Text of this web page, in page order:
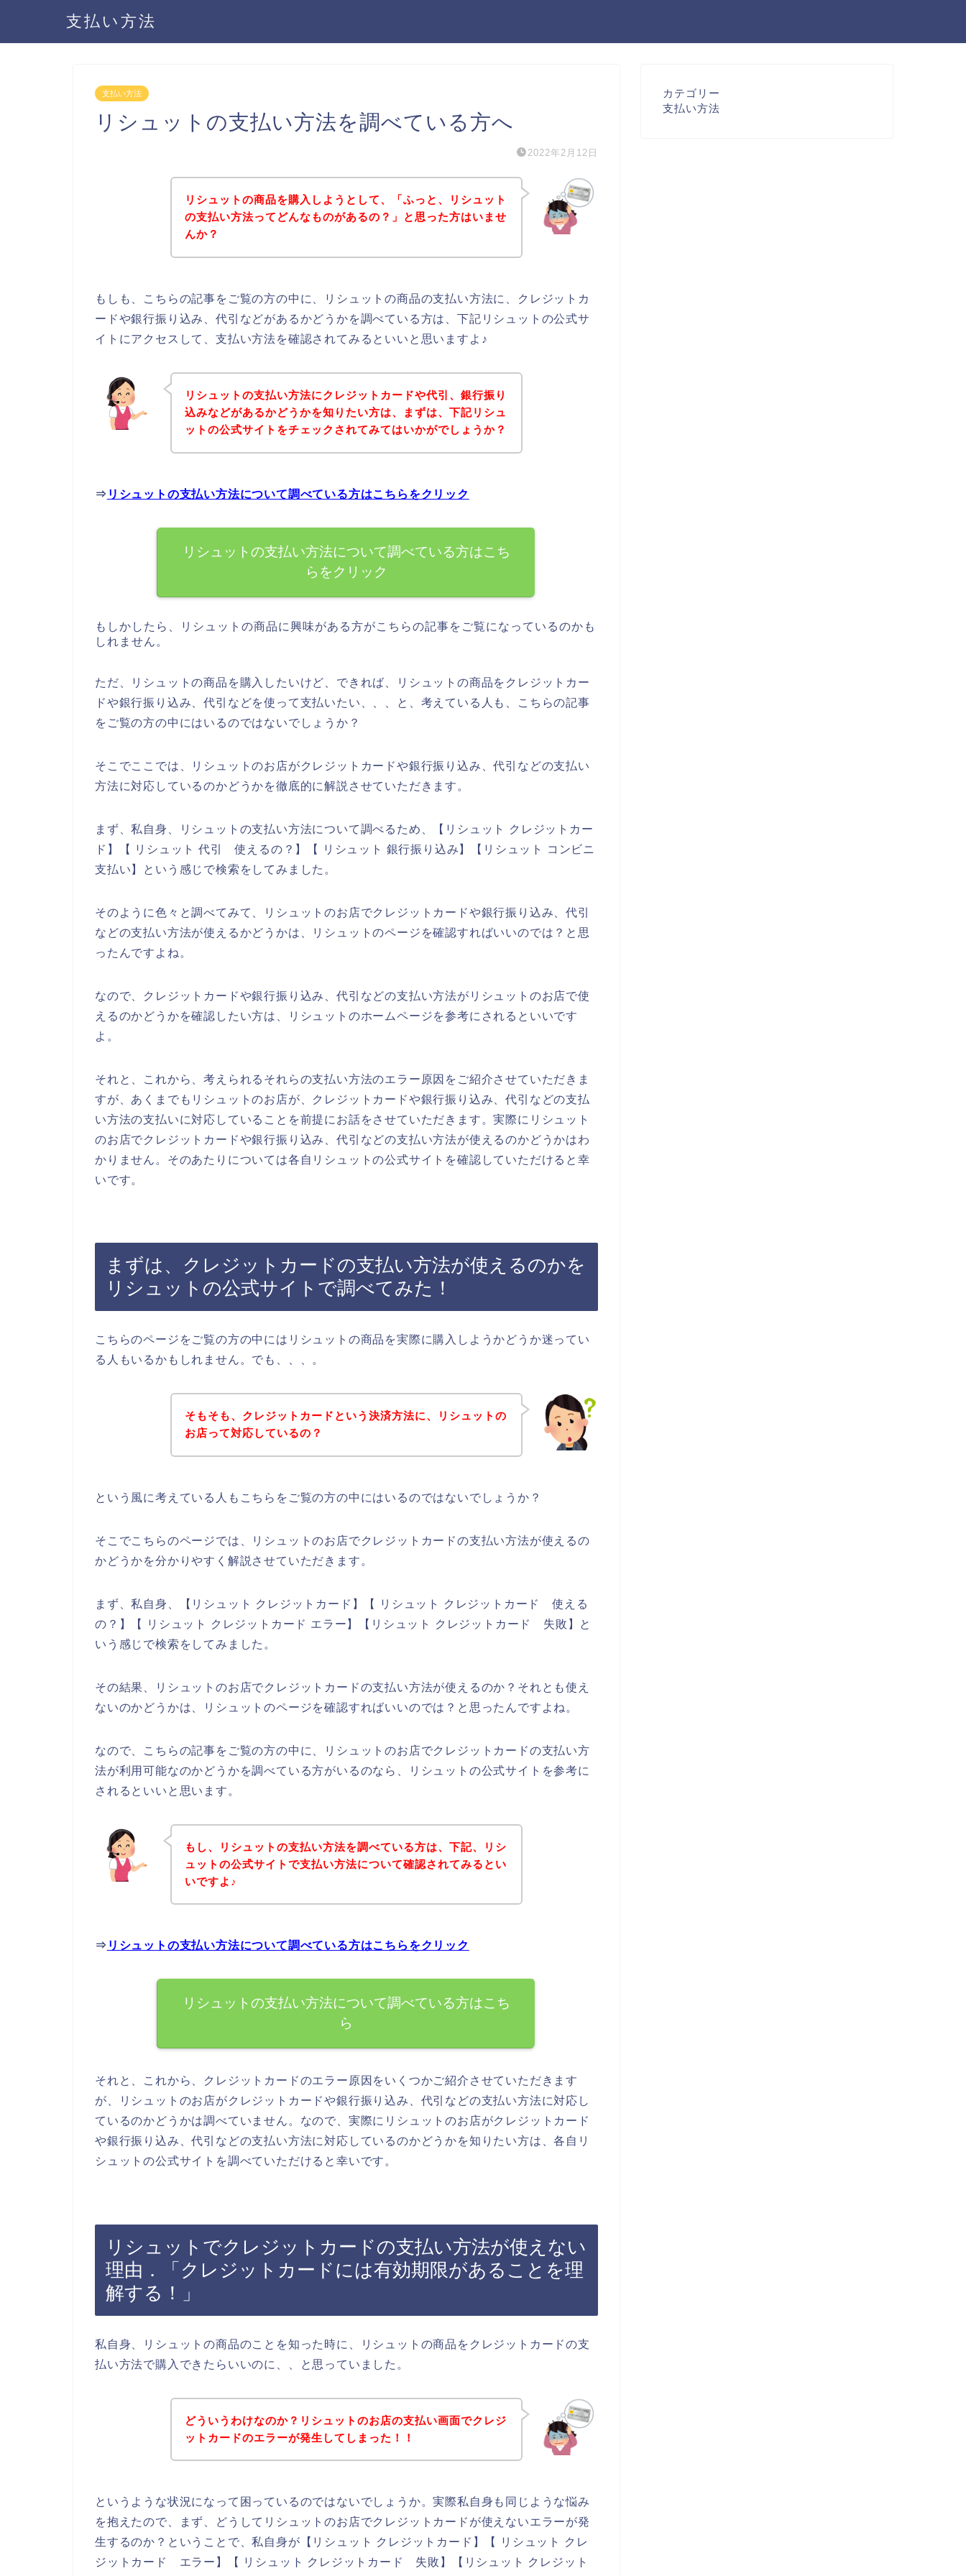
支払い方法
支払い方法
リシュットの支払い方法を調べている方へ
2022年2月12日
リシュットの商品を購入しようとして、「ふっと、リシュット
の支払い方法ってどんなものがあるの？」と思った方はいませ
んか？
もしも、こちらの記事をご覧の方の中に、リシュットの商品の支払い方法に、クレジットカ
ードや銀行振り込み、代引などがあるかどうかを調べている方は、下記リシュットの公式サ
イトにアクセスして、支払い方法を確認されてみるといいと思いますよ♪
リシュットの支払い方法にクレジットカードや代引、銀行振り
込みなどがあるかどうかを知りたい方は、まずは、下記リシュ
ットの公式サイトをチェックされてみてはいかがでしょうか？
⇒ リシュットの支払い方法について調べている方はこちらをクリック
リシュットの支払い方法について調べている方はこち
らをクリック
もしかしたら、リシュットの商品に興味がある方がこちらの記事をご覧になっているのかも
しれません。
ただ、リシュットの商品を購入したいけど、できれば、リシュットの商品をクレジットカー
ドや銀行振り込み、代引などを使って支払いたい、、、と、考えている人も、こちらの記事
をご覧の方の中にはいるのではないでしょうか？
そこでここでは、リシュットのお店がクレジットカードや銀行振り込み、代引などの支払い
方法に対応しているのかどうかを徹底的に解説させていただきます。
まず、私自身、リシュットの支払い方法について調べるため、【リシュット クレジットカー
ド】【 リシュット 代引 使えるの？】【 リシュット 銀行振り込み】【リシュット コンビニ
支払い】という感じで検索をしてみました。
そのように色々と調べてみて、リシュットのお店でクレジットカードや銀行振り込み、代引
などの支払い方法が使えるかどうかは、リシュットのページを確認すればいいのでは？と思
ったんですよね。
なので、クレジットカードや銀行振り込み、代引などの支払い方法がリシュットのお店で使
えるのかどうかを確認したい方は、リシュットのホームページを参考にされるといいです
よ。
それと、これから、考えられるそれらの支払い方法のエラー原因をご紹介させていただきま
すが、あくまでもリシュットのお店が、クレジットカードや銀行振り込み、代引などの支払
い方法の支払いに対応していることを前提にお話をさせていただきます。実際にリシュット
のお店でクレジットカードや銀行振り込み、代引などの支払い方法が使えるのかどうかはわ
かりません。そのあたりについては各自リシュットの公式サイトを確認していただけると幸
いです。
まずは、クレジットカードの支払い方法が使えるのかを
リシュットの公式サイトで調べてみた！
こちらのページをご覧の方の中にはリシュットの商品を実際に購入しようかどうか迷ってい
る人もいるかもしれません。でも、、、。
そもそも、クレジットカードという決済方法に、リシュットの
お店って対応しているの？
という風に考えている人もこちらをご覧の方の中にはいるのではないでしょうか？
そこでこちらのページでは、リシュットのお店でクレジットカードの支払い方法が使えるの
かどうかを分かりやすく解説させていただきます。
まず、私自身、【リシュット クレジットカード】【 リシュット クレジットカード 使える
の？】【 リシュット クレジットカード エラー】【リシュット クレジットカード 失敗】と
いう感じで検索をしてみました。
その結果、リシュットのお店でクレジットカードの支払い方法が使えるのか？それとも使え
ないのかどうかは、リシュットのページを確認すればいいのでは？と思ったんですよね。
なので、こちらの記事をご覧の方の中に、リシュットのお店でクレジットカードの支払い方
法が利用可能なのかどうかを調べている方がいるのなら、リシュットの公式サイトを参考に
されるといいと思います。
もし、リシュットの支払い方法を調べている方は、下記、リシ
ュットの公式サイトで支払い方法について確認されてみるとい
いですよ♪
⇒ リシュットの支払い方法について調べている方はこちらをクリック
リシュットの支払い方法について調べている方はこち
ら
それと、これから、クレジットカードのエラー原因をいくつかご紹介させていただきます
が、リシュットのお店がクレジットカードや銀行振り込み、代引などの支払い方法に対応し
ているのかどうかは調べていません。なので、実際にリシュットのお店がクレジットカード
や銀行振り込み、代引などの支払い方法に対応しているのかどうかを知りたい方は、各自リ
シュットの公式サイトを調べていただけると幸いです。
リシュットでクレジットカードの支払い方法が使えない
理由．「クレジットカードには有効期限があることを理
解する！」
私自身、リシュットの商品のことを知った時に、リシュットの商品をクレジットカードの支
払い方法で購入できたらいいのに、、と思っていました。
どういうわけなのか？リシュットのお店の支払い画面でクレジ
ットカードのエラーが発生してしまった！！
というような状況になって困っているのではないでしょうか。実際私自身も同じような悩み
を抱えたので、まず、どうしてリシュットのお店でクレジットカードが使えないエラーが発
生するのか？ということで、私自身が【リシュット クレジットカード】【 リシュット クレ
ジットカード エラー】【 リシュット クレジットカード 失敗】【リシュット クレジット
カテゴリー
支払い方法